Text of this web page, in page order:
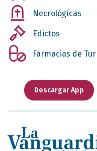
Necrológícas
Edictos
Farmacias de
Descargar App